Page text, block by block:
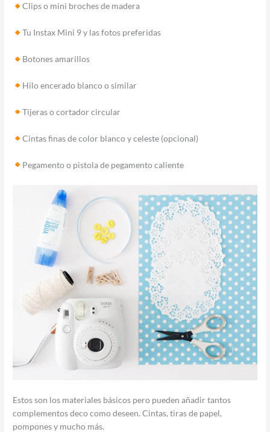
Clips o mini broches de madera
Tu Instax Mini 9 y las fotos preferidas
Botones amarillos
Hilo encerado blanco o similar
Tijeras o cortador circular
Cintas finas de color blanco y celeste (opcional)
Pegamento o pistola de pegamento caliente
Estos son los materiales básicos pero pueden añadir tantos
complementos deco como deseen. Cintas, tiras de papel,
pompones y mucho más.